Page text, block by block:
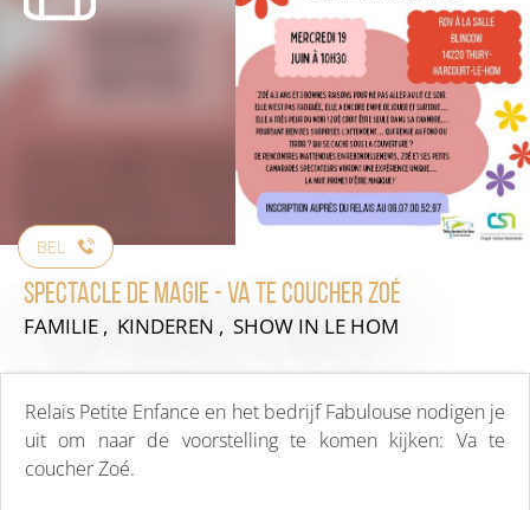
BEL
Spectacle de magie - Va te coucher Zoé
FAMILIE , KINDEREN , SHOW IN LE HOM
Relais Petite Enfance en het bedrijf Fabulouse nodigen je
uit om naar de voorstelling te komen kijken: Va te
coucher Zoé.